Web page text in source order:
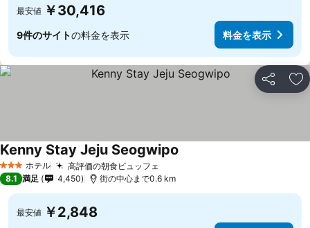
最安値 ￥30,416
9件のサイトの料金を表示 料金を表示
シェア お
3 ホテルのランク
ホテル 高評価の朝食ビュッフェ
Kenny Stay Jeju Seogwipo
8.1 満足 4,450 街の中心まで0.6 km
最安値 ￥2,848